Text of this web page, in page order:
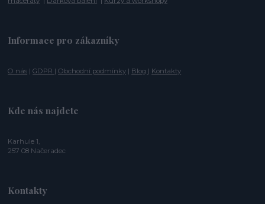
Informace pro zákazníky
O nás |GDPR |Obchodní podmínky | Blog | Kontakty
Kde nás najdete
Karhule 1,
257 08 Načeradec
Kontakty